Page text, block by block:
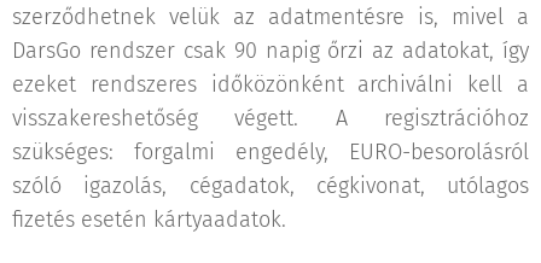
szerződhetnek velük az adatmentésre is, mivel a
DarsGo rendszer csak 90 napig őrzi az adatokat, így
ezeket rendszeres időközönként archiválni kell a
visszakereshetőség végett. A regisztrációhoz
szükséges: forgalmi engedély, EURO-besorolásról
szóló igazolás, cégadatok, cégkivonat, utólagos
fizetés esetén kártyaadatok.